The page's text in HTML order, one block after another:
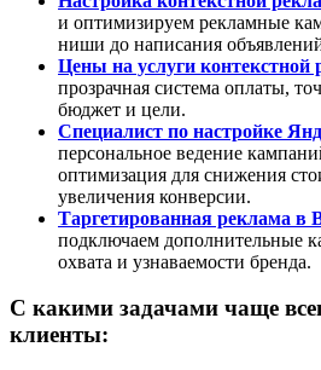
и оптимизируем рекламные
ниши до написания
Цены на услуги
прозрачная система оплаты,
бюджет и цели.
Специалист по настройке
персональное ведение
оптимизация для снижения
увеличения конверсии.
Таргетированная реклама в
подключаем дополнительные
охвата и узнаваемости бренда.
С какими задачами чаще
клиенты: